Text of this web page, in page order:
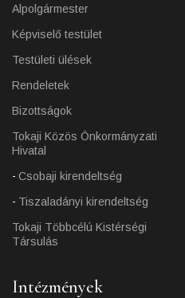
Alpolgármester
Képviselő testület
Testületi ülések
Rendeletek
Bizottságok
Tokaji Közös Önkormányzati
Hivatal
Csobaji kirendeltség
Tiszaladányi kirendeltség
Tokaji Többcélú Kistérségi
Társulás
Intézmények